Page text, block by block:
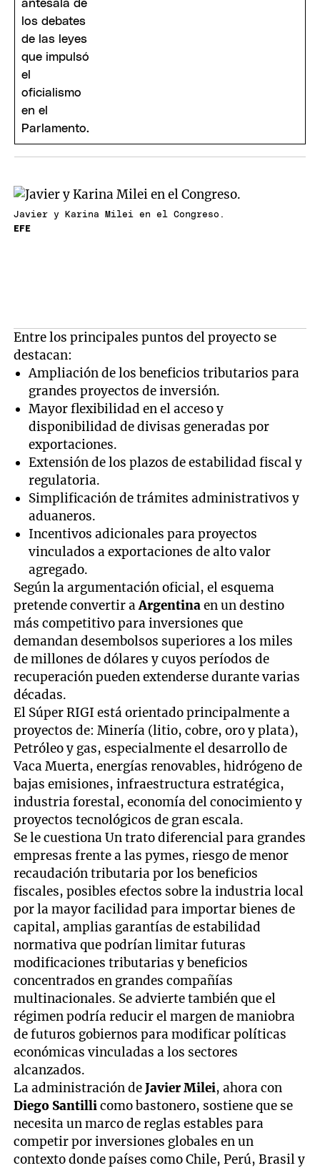
Javier y Karina Milei en el Congreso.
EFE
Entre los principales puntos del proyecto se
destacan:
Ampliación de los beneficios tributarios para
grandes proyectos de inversión.
Mayor flexibilidad en el acceso y
disponibilidad de divisas generadas por
exportaciones.
Extensión de los plazos de estabilidad fiscal y
regulatoria.
Simplificación de trámites administrativos y
aduaneros.
Incentivos adicionales para proyectos
vinculados a exportaciones de alto valor
agregado.
Según la argumentación oficial, el esquema
pretende convertir aArgentinaen un destino
más competitivo para inversiones que
demandan desembolsos superiores a los miles
de millones de dólares y cuyos períodos de
recuperación pueden extenderse durante varias
décadas.
El Súper RIGI está orientado principalmente a
proyectos de: Minería (litio, cobre, oro y plata),
Petróleo y gas, especialmente el desarrollo de
Vaca Muerta, energías renovables, hidrógeno de
bajas emisiones, infraestructura estratégica,
industria forestal, economía del conocimiento y
proyectos tecnológicos de gran escala.
Se le cuestiona Un trato diferencial para grandes
empresas frente a las pymes, riesgo de menor
recaudación tributaria por los beneficios
fiscales, posibles efectos sobre la industria local
por la mayor facilidad para importar bienes de
capital, amplias garantías de estabilidad
normativa que podrían limitar futuras
modificaciones tributarias y beneficios
concentrados en grandes compañías
multinacionales. Se advierte también que el
régimen podría reducir el margen de maniobra
de futuros gobiernos para modificar políticas
económicas vinculadas a los sectores
alcanzados.
La administración deJavier Milei, ahora con
Diego Santillicomo bastonero, sostiene que se
necesita un marco de reglas estables para
competir por inversiones globales en un
contexto donde países como Chile, Perú, Brasil y